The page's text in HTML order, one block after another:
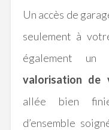
Un accès de
seulement à
également
valorisation de
allée bien
d’ensemble